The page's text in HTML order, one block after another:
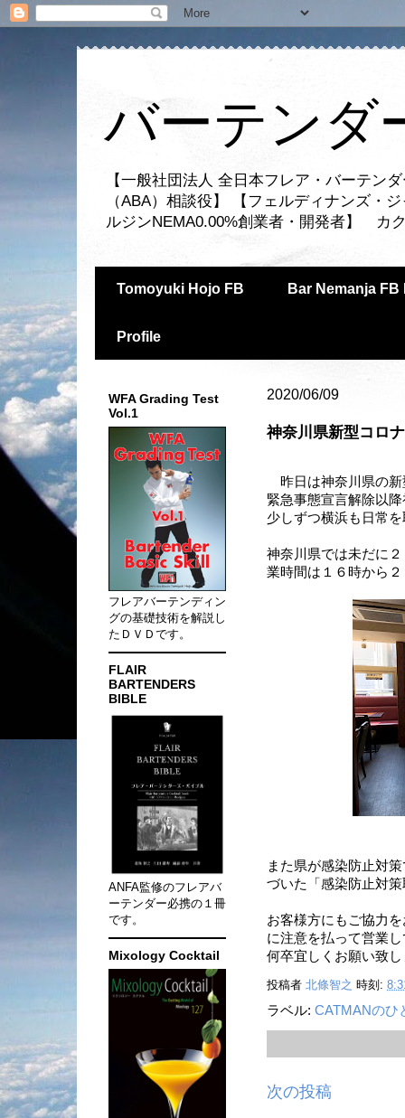
バーテンダ
【一般社団法人 全日本フレア・バーテン
（ABA）相談役】 【フェルディナンズ・
ルジンNEMA0.00%創業者・開発者】 カ
Tomoyuki Hojo FB Bar Nemanja FB
Profile
2020/06/09
神奈川県新型コロ
昨日は神奈川県の新
緊急事態宣言解除以
少しずつ横浜も日常
神奈川県では未だに
業時間は１６時から
また県が感染防止対
づいた「感染防止対
お客様方にもご協力
に注意を払って営業
何卒宜しくお願い致
投稿者 北條智之 時刻:
ラベル: CATMANのひ
次の投稿
WFA Grading Test
Vol.1
フレアバーテンディン
グの基礎技術を解説し
たＤＶＤです。
FLAIR
BARTENDERS
BIBLE
ANFA監修のフレアバ
ーテンダー必携の１冊
です。
Mixology Cocktail